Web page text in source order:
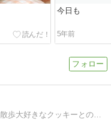
今日も
5年前
キャバリア クッキーの成長日記。お散歩大好きなクッキーとの、毎日の生活を綴っています。